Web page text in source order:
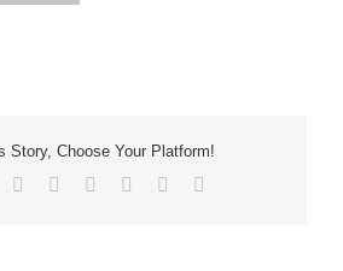
Story, Choose Your Platform!
Reddit LinkedIn
TumblrPinterest